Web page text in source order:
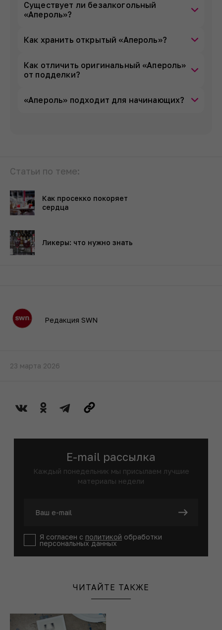
Существует ли безалкогольный
«Апероль»?
Как хранить открытый «Апероль»?
Как отличить оригинальный «Апероль»
от подделки?
«Апероль» подходит для начинающих?
Статьи по теме:
Как просекко покоряет
сердца
Ликеры: что нужно знать
Редакция SWN
23 марта 2026
E-mail рассылка
Каждый понедельник мы присылаем лучшие
материалы недели
Я согласен с политикой обработки
персональных данных
ЧИТАЙТЕ ТАКЖЕ